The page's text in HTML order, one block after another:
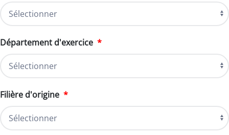
Département d'exercice *
Filière d'origine *